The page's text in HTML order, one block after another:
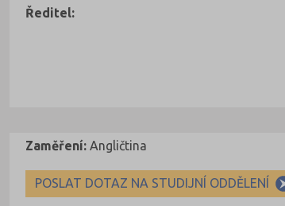
Ředitel:
Zaměření: Angličtina
POSLAT DOTAZ NA STUDIJNÍ ODDĚLENÍ